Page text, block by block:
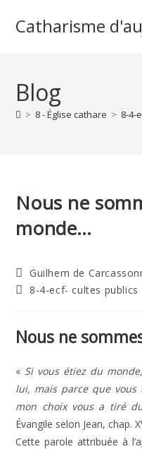
Catharisme
Blog
> 8 - Église cathare > 8-4-
Nous ne
monde…
Auteur/autrice
de
Guilhem de
Post8-4-ecf- cultes publics
Nous ne
« Si vous étiez du
lui, mais parce que vous
mon choix vous a tiré
Évangile selon Jean, chap.
Cette parole attribuée à